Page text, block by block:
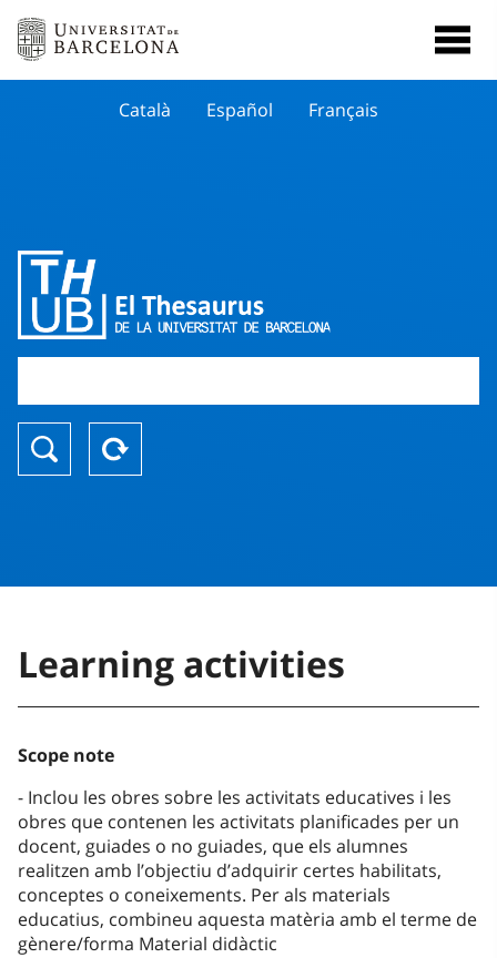
Català Español Français
Learning activities
Scope note
Inclou les obres sobre les activitats educatives i les
obres que contenen les activitats planificades per un
docent, guiades o no guiades, que els alumnes
realitzen amb l’objectiu d’adquirir certes habilitats,
conceptes o coneixements. Per als materials
educatius, combineu aquesta matèria amb el terme de
gènere/forma Material didàctic